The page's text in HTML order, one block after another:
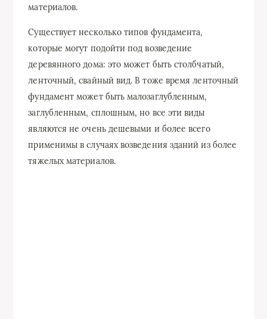
материалов.
Существует несколько типов фундамента,
которые могут подойти под возведение
деревянного дома: это может быть столбчатый,
ленточный, свайный вид. В тоже время ленточный
фундамент может быть малозаглубленным,
заглубленным, сплошным, но все эти виды
являются не очень дешевыми и более всего
применимы в случаях возведения зданий из более
тяжелых материалов.